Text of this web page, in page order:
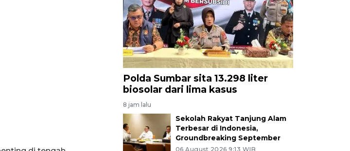
Polda Sumbar sita 13.298 liter
biosolar dari lima kasus
8 jam lalu
Sekolah Rakyat Tanjung Alam
Terbesar di Indonesia,
Groundbreaking September
06 August 2026 9:13 WIB